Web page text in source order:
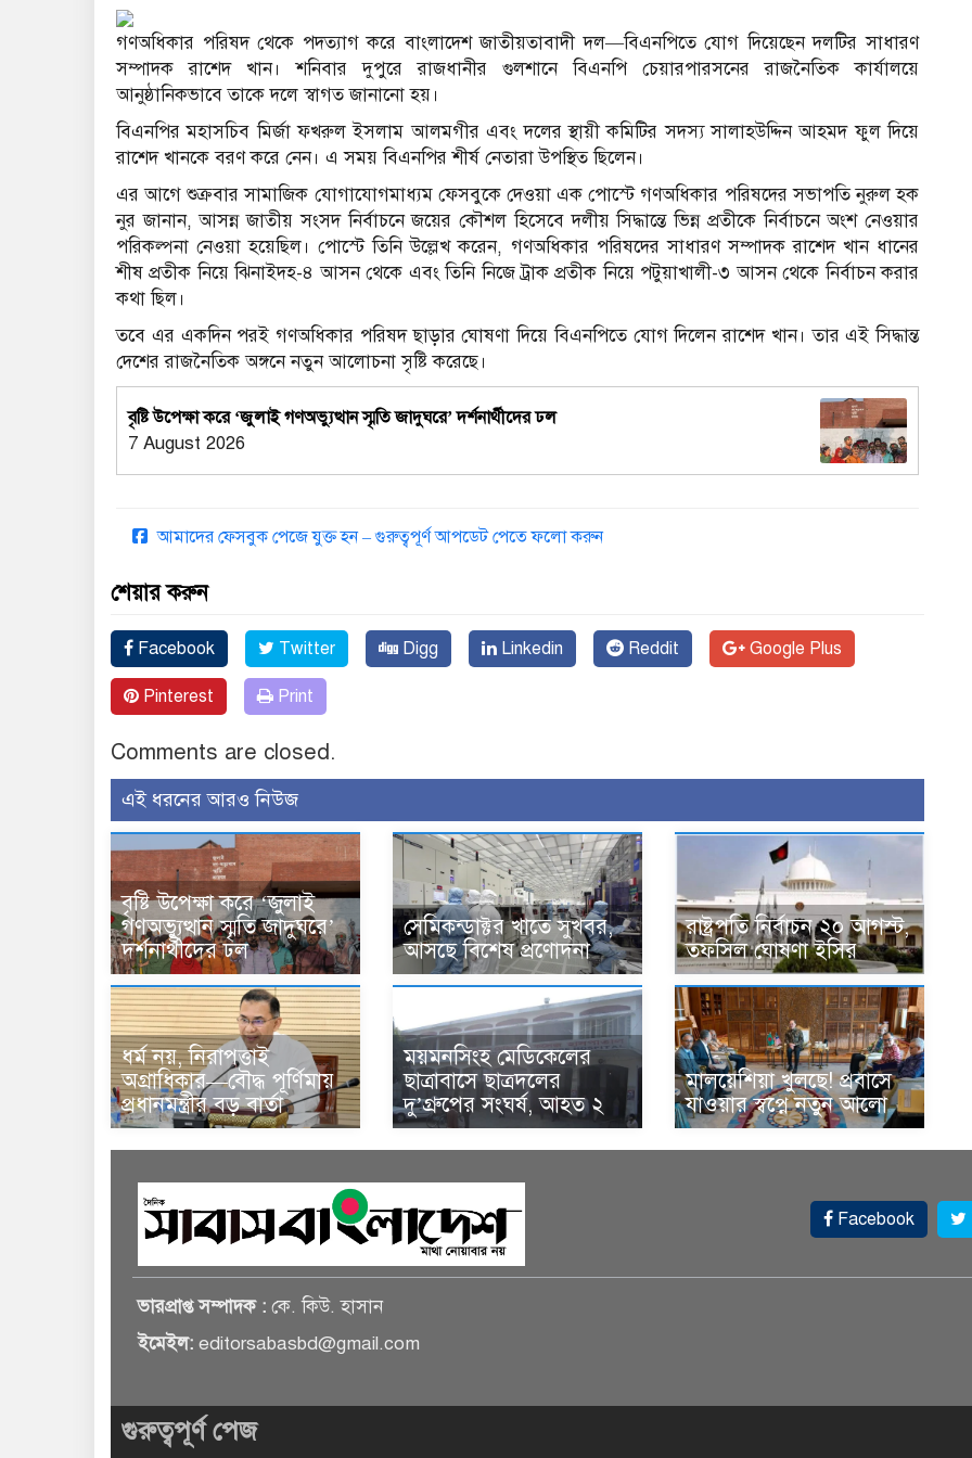
গণঅধিকার পরিষদ থেকে পদত্যাগ করে বাংলাদেশ জাতীয়তাবাদী দল—বিএনপিতে যোগ দিয়েছেন দলটির সাধারণ
সম্পাদক রাশেদ খান। শনিবার দুপুরে রাজধানীর গুলশানে বিএনপি চেয়ারপারসনের রাজনৈতিক কার্যালয়ে
আনুষ্ঠানিকভাবে তাকে দলে স্বাগত জানানো হয়।
বিএনপির মহাসচিব মির্জা ফখরুল ইসলাম আলমগীর এবং দলের স্থায়ী কমিটির সদস্য সালাহউদ্দিন আহমদ ফুল দিয়ে
রাশেদ খানকে বরণ করে নেন। এ সময় বিএনপির শীর্ষ নেতারা উপস্থিত ছিলেন।
এর আগে শুক্রবার সামাজিক যোগাযোগমাধ্যম ফেসবুকে দেওয়া এক পোস্টে গণঅধিকার পরিষদের সভাপতি নুরুল হক
নুর জানান, আসন্ন জাতীয় সংসদ নির্বাচনে জয়ের কৌশল হিসেবে দলীয় সিদ্ধান্তে ভিন্ন প্রতীকে নির্বাচনে অংশ নেওয়ার
পরিকল্পনা নেওয়া হয়েছিল। পোস্টে তিনি উল্লেখ করেন, গণঅধিকার পরিষদের সাধারণ সম্পাদক রাশেদ খান ধানের
শীষ প্রতীক নিয়ে ঝিনাইদহ-৪ আসন থেকে এবং তিনি নিজে ট্রাক প্রতীক নিয়ে পটুয়াখালী-৩ আসন থেকে নির্বাচন করার
কথা ছিল।
তবে এর একদিন পরই গণঅধিকার পরিষদ ছাড়ার ঘোষণা দিয়ে বিএনপিতে যোগ দিলেন রাশেদ খান। তার এই সিদ্ধান্ত
দেশের রাজনৈতিক অঙ্গনে নতুন আলোচনা সৃষ্টি করেছে।
বৃষ্টি উপেক্ষা করে ‘জুলাই গণঅভ্যুত্থান স্মৃতি জাদুঘরে’ দর্শনার্থীদের ঢল
7 August 2026
আমাদের ফেসবুক পেজে যুক্ত হন – গুরুত্বপূর্ণ আপডেট পেতে ফলো করুন
শেয়ার করুন
Facebook Twitter Digg Linkedin Reddit Google Plus
Pinterest Print
Comments are closed.
এই ধরনের আরও নিউজ
বৃষ্টি উপেক্ষা করে ‘জুলাই
গণঅভ্যুত্থান স্মৃতি জাদুঘরে’
দর্শনার্থীদের ঢল
সেমিকন্ডাক্টর খাতে সুখবর,
আসছে বিশেষ প্রণোদনা
রাষ্ট্রপতি নির্বাচন ২০ আগস্ট,
তফসিল ঘোষণা ইসির
ধর্ম নয়, নিরাপত্তাই
অগ্রাধিকার—বৌদ্ধ পূর্ণিমায়
প্রধানমন্ত্রীর বড় বার্তা
ময়মনসিংহ মেডিকেলের
ছাত্রাবাসে ছাত্রদলের
দু’গ্রুপের সংঘর্ষ, আহত ২
মালয়েশিয়া খুলছে! প্রবাসে
যাওয়ার স্বপ্নে নতুন আলো
Facebook
ভারপ্রাপ্ত সম্পাদক : কে. কিউ. হাসান
ইমেইল: editorsabasbd@gmail.com
গুরুত্বপূর্ণ পেজ